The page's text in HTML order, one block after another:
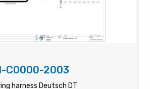
C0000-2003
harness Deutsch DT